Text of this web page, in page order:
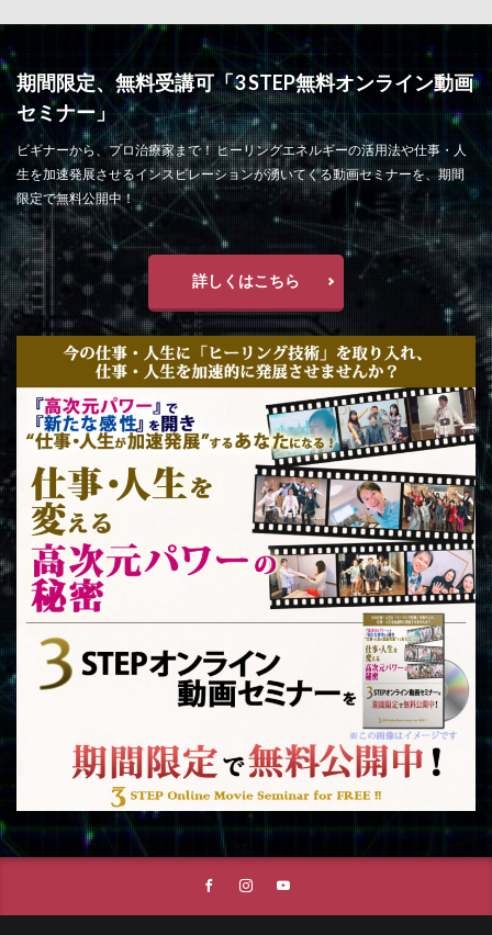
期間限定、無料受講可「3 STEP無料オンライン動画
セミナー」
ビギナーから、プロ治療家まで！ ヒーリングエネルギーの活用法や仕事・人
生を加速発展させるインスピレーションが湧いてくる動画セミナーを、期間
限定で無料公開中！
詳しくはこちら